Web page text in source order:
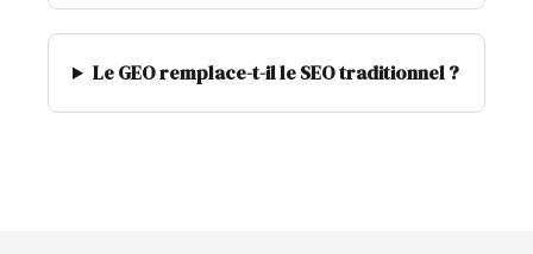
Le GEO remplace-t-il le SEO traditionnel ?